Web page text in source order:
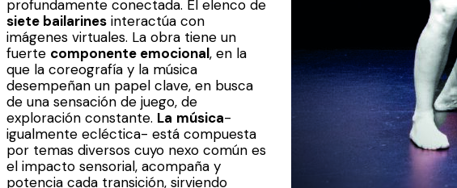
profundamente conectada. El elenco de
siete bailarines interactúa con
imágenes virtuales. La obra tiene un
fuerte componente emocional, en la
que la coreografía y la música
desempeñan un papel clave, en busca
de una sensación de juego, de
exploración constante. La música-
igualmente ecléctica- está compuesta
por temas diversos cuyo nexo común es
el impacto sensorial, acompaña y
potencia cada transición, sirviendo